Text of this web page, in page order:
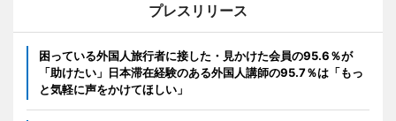
プレスリリース
困っている外国人旅行者に接した・見かけた会員の95.6％が
「助けたい」日本滞在経験のある外国人講師の95.7％は「もっ
と気軽に声をかけてほしい」